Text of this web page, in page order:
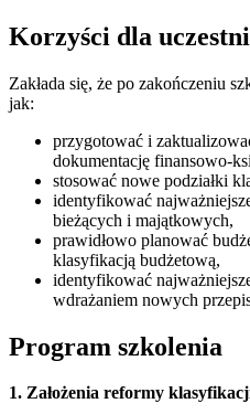
Korzyści dla
Zakłada się, że po zakończeniu
jak:
przygotować i
dokumentację finansowo-
stosować nowe podziałki
identyfikować
bieżących i majątkowych,
prawidłowo planować
klasyfikacją budżetową,
identyfikować
wdrażaniem nowych
Program szkolenia
1. Założenia reformy